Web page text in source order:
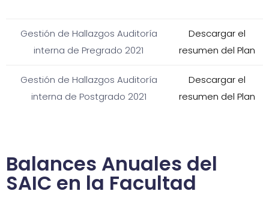
Gestión de Hallazgos Auditoría
interna de Pregrado 2021
Descargar el
resumen del Plan
Gestión de Hallazgos Auditoría
interna de Postgrado 2021
Descargar el
resumen del Plan
Balances Anuales del
SAIC en la Facultad